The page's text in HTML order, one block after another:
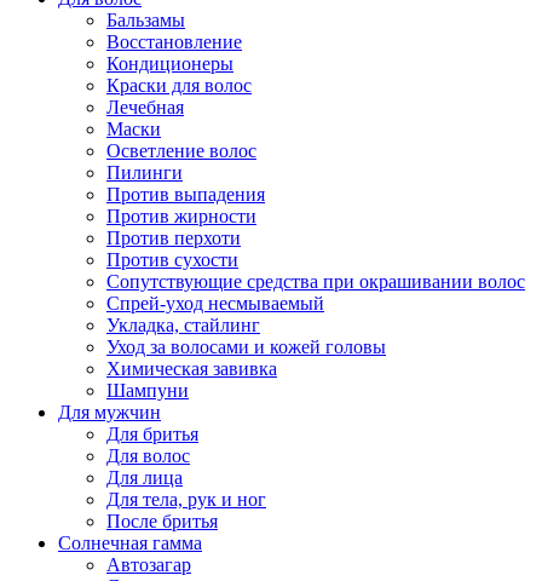
Бальзамы
Восстановление
Кондиционеры
Краски для волос
Лечебная
Маски
Осветление волос
Пилинги
Против выпадения
Против жирности
Против перхоти
Против сухости
Сопутствующие средства при окрашивании волос
Спрей-уход несмываемый
Укладка, стайлинг
Уход за волосами и кожей головы
Химическая завивка
Шампуни
Для мужчин
Для бритья
Для волос
Для лица
Для тела, рук и ног
После бритья
Солнечная гамма
Автозагар